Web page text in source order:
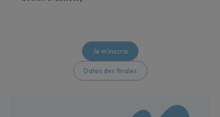
Je m’inscris
Dates des finales